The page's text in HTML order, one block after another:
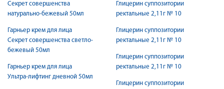
Секрет совершенства
натурально-бежевый 50мл
Гарньер крем для лица
Секрет совершенства светло-
бежевый 50мл
Гарньер крем для лица
Ультра-лифтинг дневной 50мл
Глицерин суппозитории
ректальные 2,11г № 10
Глицерин суппозитории
ректальные 2,11г № 10
Глицерин суппозитории
ректальные 2,11г № 10
Глицерин суппозитории